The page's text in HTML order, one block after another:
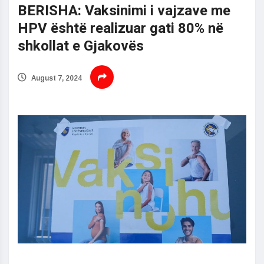
BERISHA: Vaksinimi i vajzave me
HPV është realizuar gati 80% në
shkollat e Gjakovës
August 7, 2024